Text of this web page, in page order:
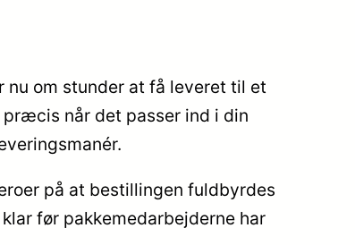
om stunder at få leveret til et
når det passer ind i din
på at bestillingen fuldbyrdes
før pakkemedarbejderne har